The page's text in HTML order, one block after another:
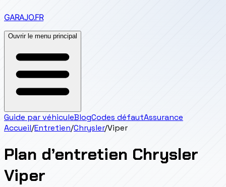
GARAJO.FR
Ouvrir le menu principal
Guide par véhiculeBlogCodes défautAssurance
Accueil/Entretien/Chrysler/Viper
Plan d’entretien Chrysler
Viper